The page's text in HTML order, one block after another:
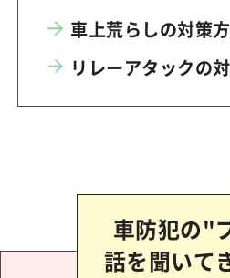
車上荒らしの対策
リレーアタックの
車防犯の"
話を聞いて